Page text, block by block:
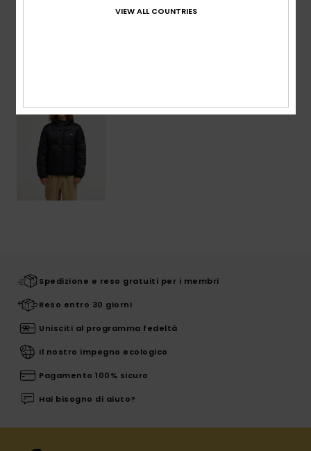
Spedizione e reso gratuiti per i membri
Reso entro 30 giorni
Unisciti al programma fedeltà
Il nostro impegno ecologico
Pagamento 100% sicuro
Hai bisogno di aiuto?
VIEW ALL COUNTRIES